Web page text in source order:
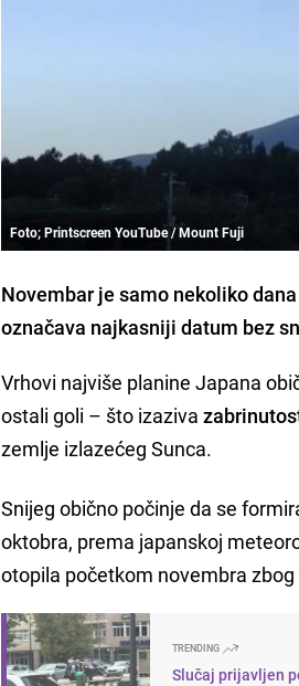
Foto; Printscreen YouTube / Mount Fuji
Novembar je samo nekoliko
označava najkasniji datum bez
Vrhovi najviše planine Japana
ostali goli – što izaziva
zemlje izlazećeg Sunca.
Snijeg obično počinje da se
oktobra, prema japanskoj
otopila početkom novembra
TRENDING
Slučaj prijavljen